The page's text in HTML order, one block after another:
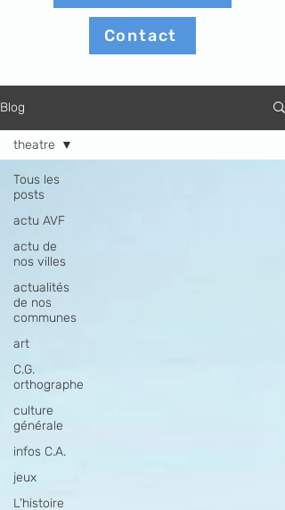
Contact
Blog
Tous les
posts
actu AVF
actu de
nos villes
actualités
de nos
communes
art
C.G.
orthographe
culture
générale
infos C.A.
jeux
L'histoire
theatre